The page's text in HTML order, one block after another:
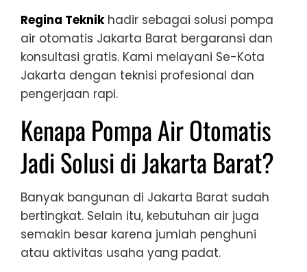
Regina Teknikhadir sebagai solusi pompa
air otomatis Jakarta Barat bergaransi dan
konsultasi gratis. Kami melayani Se-Kota
Jakarta dengan teknisi profesional dan
pengerjaan rapi.
Kenapa Pompa Air Otomatis
Jadi Solusi di Jakarta Barat?
Banyak bangunan di Jakarta Barat sudah
bertingkat. Selain itu, kebutuhan air juga
semakin besar karena jumlah penghuni
atau aktivitas usaha yang padat.